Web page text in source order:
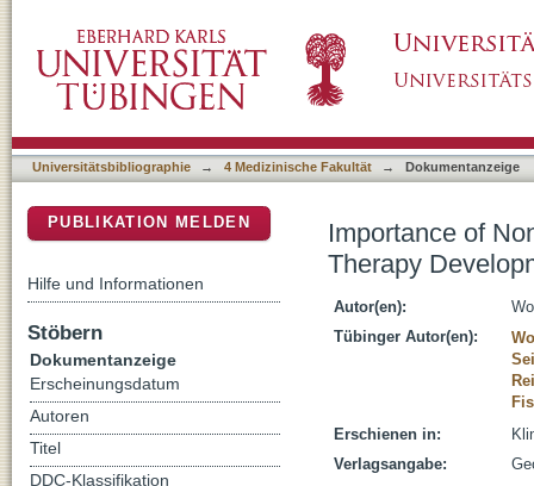
Ophthalmology
Universitätsbibliographie → 4 Medizinische Fakultät → Dokumentanzeige
Importance of
Therapy
Autor(en):
Tübinger Autor(en):
Erschienen in:
Verlagsangabe:
PUBLIKATION MELDEN
Hilfe und Informationen
Stöbern
Dokumentanzeige
Erscheinungsdatum
Autoren
Titel
DDC-Klassifikation